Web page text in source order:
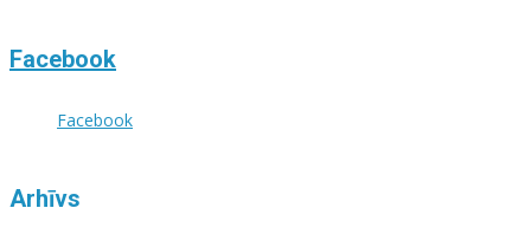
Facebook
Facebook
Arhīvs